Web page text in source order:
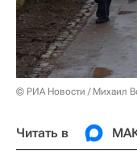
© РИА Новости / Михаил
Читать в